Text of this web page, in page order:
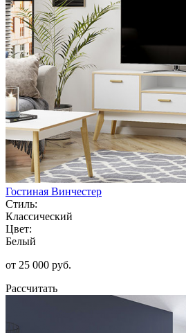
Гостиная Винчестер
Стиль:
Классический
Цвет:
Белый
от 25 000 руб.
Рассчитать